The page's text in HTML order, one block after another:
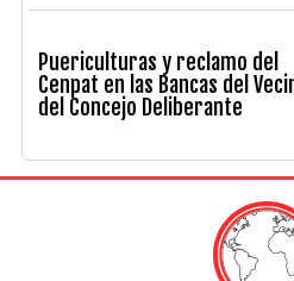
Puericulturas y reclamo del
Cenpat en las Bancas del
del Concejo Deliberante